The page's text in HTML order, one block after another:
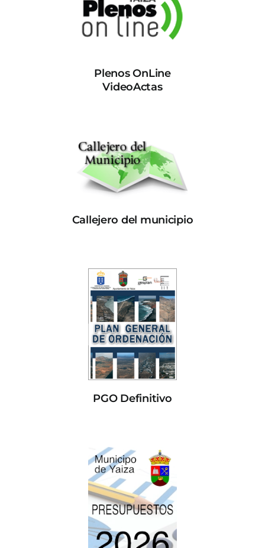
Plenos OnLine
VideoActas
Callejero del municipio
PGO Definitivo